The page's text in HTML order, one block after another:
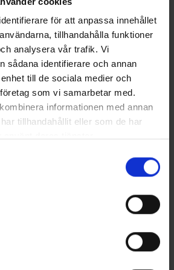
för att anpassa innehållet
tillhandahålla funktioner
analysera vår trafik. Vi
sådana identifierare och annan
till de sociala medier och
som vi samarbetar med.
informationen med annan
tillhandahållit eller som de har
Savage Gear Sandeel V2 23,5